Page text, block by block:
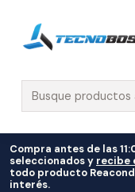
Compra antes de las
seleccionados y recibe
todo producto
interés.